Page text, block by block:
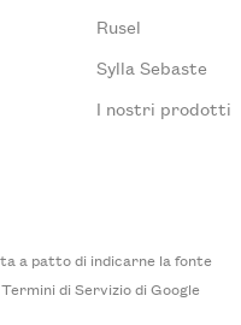
Rusel
Sylla Sebaste
I nostri prodotti
a patto di indicarne la fonte
Termini di Serviziodi Google